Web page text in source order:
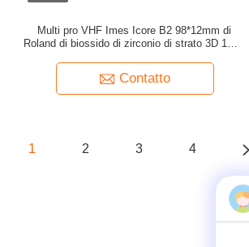
Multi pro VHF Imes Icore B2 98*12mm di
Roland di biossido di zirconio di strato 3D 1500
Contatto
1 2 3 4